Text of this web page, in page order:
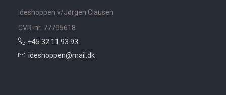
Ideshoppen v/Jørgen Clausen
CVR-nr. 77795618
+45 32 11 93 93
ideshoppen@mail.dk